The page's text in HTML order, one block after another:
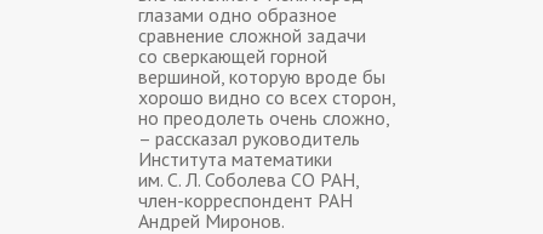
глазами одно образное
сравнение сложной задачи
со сверкающей горной
вершиной, которую вроде бы
хорошо видно со всех сторон,
но преодолеть очень сложно,
– рассказал руководитель
Института математики
им. С. Л. Соболева СО РАН,
член-корреспондент РАН
Андрей Миронов.